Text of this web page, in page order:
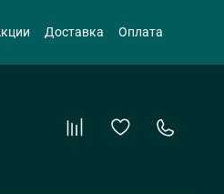
Доставка Оплата